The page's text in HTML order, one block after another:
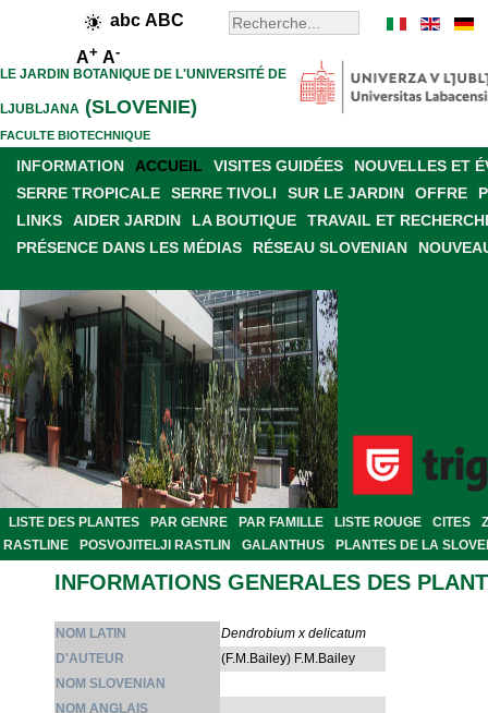
abc ABC
A+ A-
LE JARDIN BOTANIQUE DE L'UNIVERSITÉ DE
LJUBLJANA (SLOVENIE)
FACULTE BIOTECHNIQUE
INFORMATION ACCUEIL VISITES GUIDÉES
NOUVELLES ET
SERRE TROPICALE
SERRE TIVOLI SUR LE JARDIN OFFRE
LINKS
AIDER JARDIN LA BOUTIQUE
TRAVAIL ET
PRÉSENCE DANS LES MÉDIAS
RÉSEAU SLOVENIAN
LISTE DES PLANTES PAR GENRE PAR FAMILLE LISTE ROUGE CITES
RASTLINE
POSVOJITELJI RASTLIN GALANTHUS PLANTES DE LA
INFORMATIONS GENERALES DES
NOM LATIN
Dendrobium x delicatum
D'AUTEUR
(F.M.Bailey) F.M.Bailey
NOM SLOVENIAN
NOM ANGLAIS